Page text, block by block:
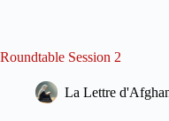
Roundtable Session 2
La Lettre